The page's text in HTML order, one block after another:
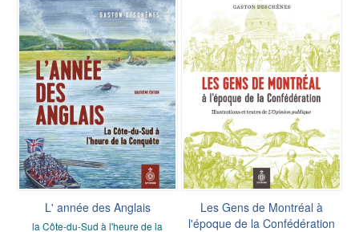
L' année des Anglais
la Côte-du-Sud à l'heure de la
Les Gens de Montréal à
l'époque de la Confédération